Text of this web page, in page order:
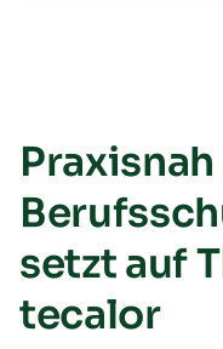
setzt auf
tecalor